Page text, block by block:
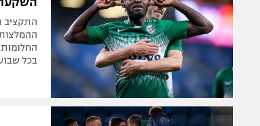
התקציב
בכל